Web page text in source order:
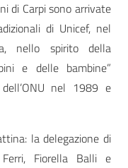
di Carpi sono arrivate
di Unicef, nel
nello spirito della
e delle bambine”
dell’ONU nel 1989 e
la delegazione di
Fiorella Balli e